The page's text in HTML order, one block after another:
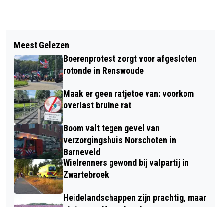
GOSPELKOOR MASJIACH BRENGT
LICHT EN ENERGIE TIJDENS
MIDZOMER MATINEE IN
SCHERPENZEEL
SCOOTERRIJDER GEWOND BIJ
BOTSING MET PERSONENAUTO OP
KRUISING IN BUITENGEBIED VAN
LUNTEREN
Meest Gelezen
Boerenprotest zorgt voor afgesloten
rotonde in Renswoude
Maak er geen ratjetoe van: voorkom
overlast bruine rat
Boom valt tegen gevel van
verzorgingshuis Norschoten in
Barneveld
Wielrenners gewond bij valpartij in
Zwartebroek
Heidelandschappen zijn prachtig, maar